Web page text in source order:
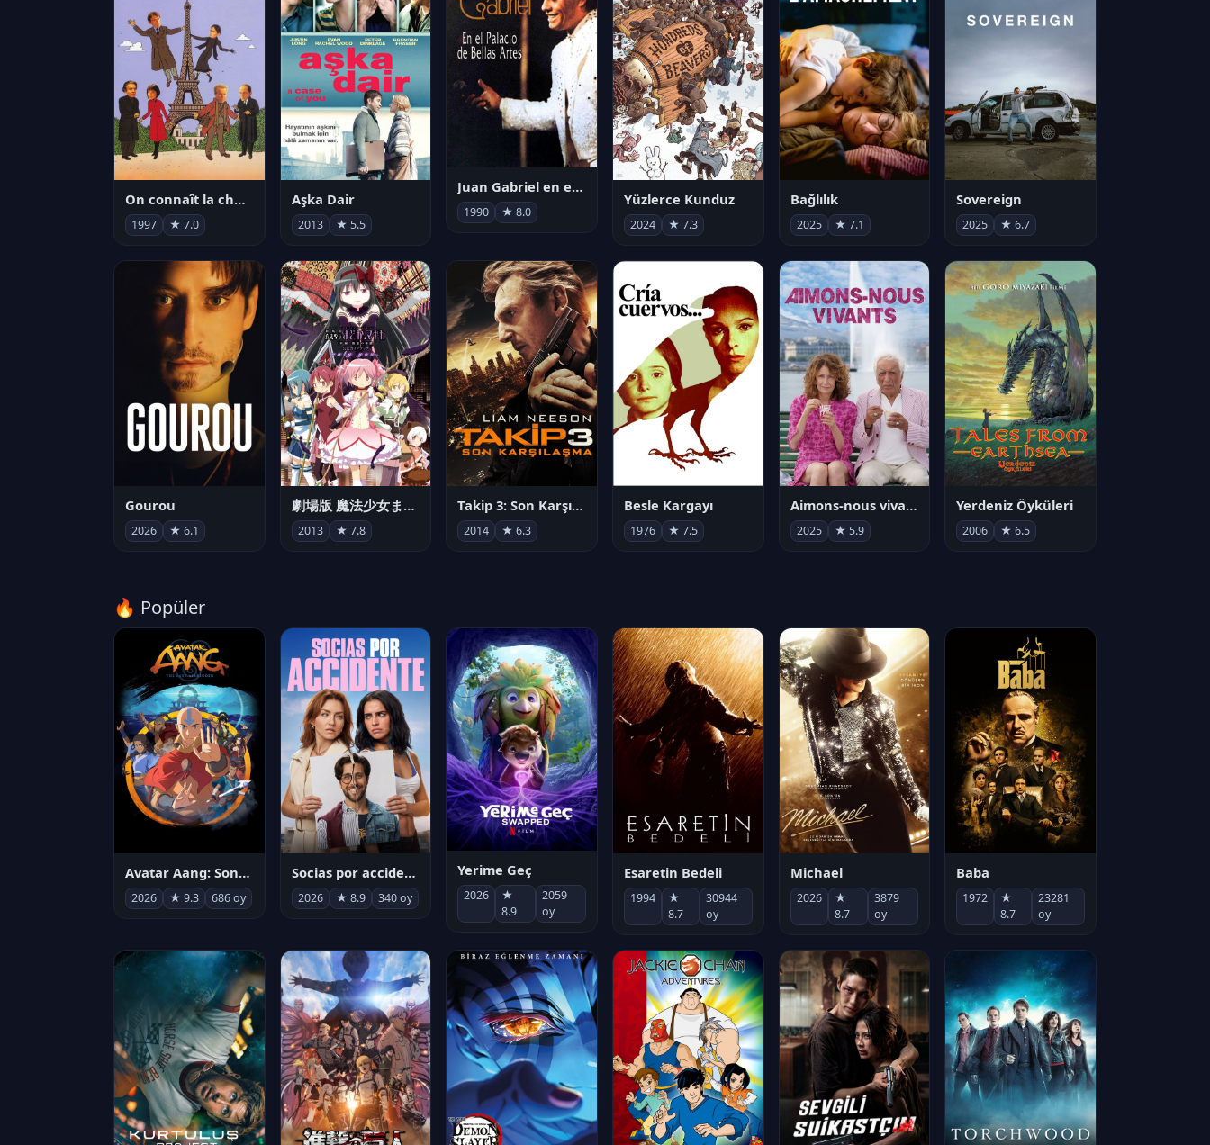
On connaît la chanson
1997 ★ 7.0
Aşka Dair
2013 ★ 5.5
Juan Gabriel en el Palacio de Bellas Artes
1990 ★ 8.0
Yüzlerce Kunduz
2024 ★ 7.3
Bağlılık
2025 ★ 7.1
Sovereign
2025 ★ 6.7
Gourou
2026 ★ 6.1
劇場版 魔法少女まどか☆マギカ[新編]叛逆の物語
2013 ★ 7.8
Takip 3: Son Karşılaşma
2014 ★ 6.3
Besle Kargayı
1976 ★ 7.5
Aimons-nous vivants
2025 ★ 5.9
Yerdeniz Öyküleri
2006 ★ 6.5
🔥 Popüler
Avatar Aang: Son Havabükücü
2026 ★ 9.3 686 oy
Socias por accidente
2026 ★ 8.9 340 oy
Yerime Geç
2026
★
8.9
2059
oy
Esaretin Bedeli
1994
★
8.7
30944
oy
Michael
2026
★
8.7
3879
oy
Baba
1972
★
8.7
23281
oy